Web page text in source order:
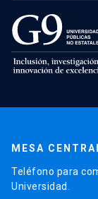
MESA
Teléfono para
Universidad.